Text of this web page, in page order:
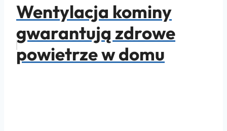
Wentylacja kominy
gwarantują zdrowe
powietrze w domu